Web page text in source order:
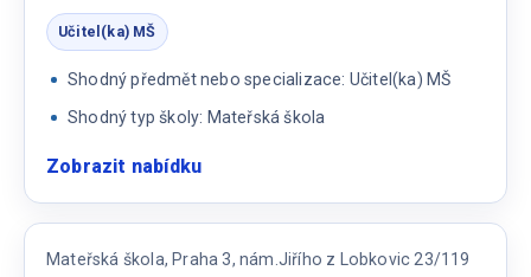
Učitel(ka) MŠ
Shodný předmět nebo specializace: Učitel(ka) MŠ
Shodný typ školy: Mateřská škola
Zobrazit nabídku:
mateřské
školy
Mateřská škola, Praha 3, nám.Jiřího z Lobkovic 23/119